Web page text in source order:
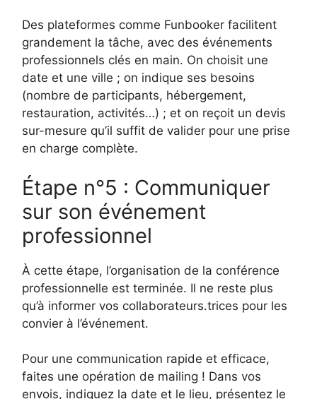
Des plateformes comme Funbooker facilitent
grandement la tâche, avec des événements
professionnels clés en main. On choisit une
date et une ville ; on indique ses besoins
(nombre de participants, hébergement,
restauration, activités…) ; et on reçoit un devis
sur-mesure qu’il suffit de valider pour une prise
en charge complète.
Étape n°5 : Communiquer
sur son événement
professionnel
À cette étape, l’organisation de la conférence
professionnelle est terminée. Il ne reste plus
qu’à informer vos collaborateurs.trices pour les
convier à l’événement.
Pour une communication rapide et efficace,
faites une opération de mailing ! Dans vos
envois, indiquez la date et le lieu, présentez le